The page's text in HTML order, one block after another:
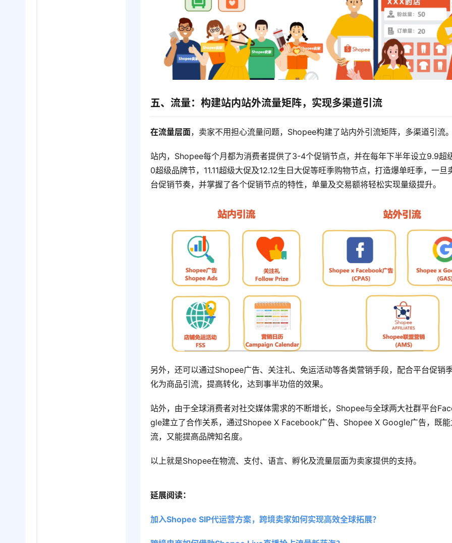
五、流量：构建站内站外流量矩阵，实现多渠道引流
在流量层面，卖家不用担心流量问题，Shopee构建了站内外引流矩阵，多渠道引流
站内，Shopee每个月都为消费者提供了3-4个促销节点，并在每年下半年设立9.9超
0超级品牌节，11.11超级大促及12.12生日大促等旺季购物节点，打造爆单旺季，一旦
台促销节奏，并掌握了各个促销节点的特性，单量及交易额将轻松实现量级提升。
另外，还可以通过Shopee广告、关注礼、免运活动等各类营销手段，配合平台促销
化为商品引流，提高转化，达到事半功倍的效果。
站外，由于全球消费者对社交媒体需求的不断增长，Shopee与全球两大社群平台
gle建立了合作关系，通过Shopee X Facebook广告、Shopee X Google广告，既
流，又能提高品牌知名度。
以上就是Shopee在物流、支付、语言、孵化及流量层面为卖家提供的支持。
延展阅读：
加入Shopee SIP代运营方案，跨境卖家如何实现高效全球拓展？